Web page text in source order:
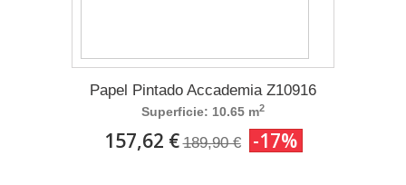
Papel Pintado Accademia Z10916
Superficie: 10.65 m2
157,62 € 189,90 € -17%